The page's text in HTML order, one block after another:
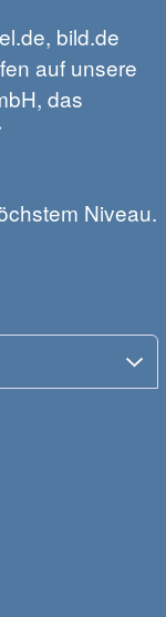
bild.de
auf unsere
das
Niveau.